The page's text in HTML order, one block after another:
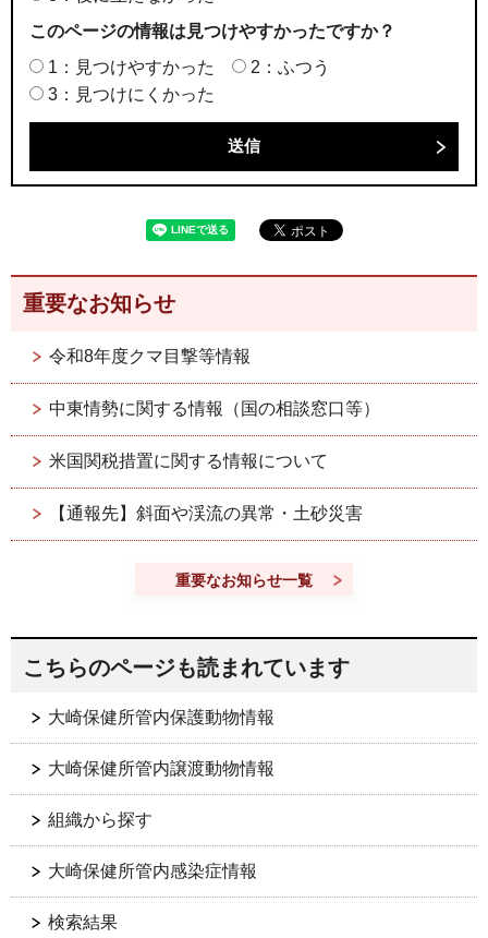
このページの情報は見つけやすかったですか？
1：見つけやすかった
2：ふつう
3：見つけにくかった
重要なお知らせ
令和8年度クマ目撃等情報
中東情勢に関する情報（国の相談窓口等）
米国関税措置に関する情報について
【通報先】斜面や渓流の異常・土砂災害
重要なお知らせ一覧
こちらのページも読まれています
大崎保健所管内保護動物情報
大崎保健所管内譲渡動物情報
組織から探す
大崎保健所管内感染症情報
検索結果